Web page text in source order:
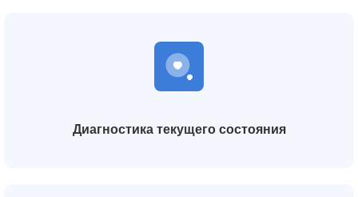
Диагностика текущего состояния